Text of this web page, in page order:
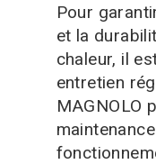
Pour
et la
chaleur, il
entretien
MAGNOLO